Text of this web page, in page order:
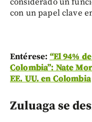
considerado un
con un papel clave
Entérese:“El 94%
Colombia”: Nate
EE. UU. en Colombia
Zuluaga se